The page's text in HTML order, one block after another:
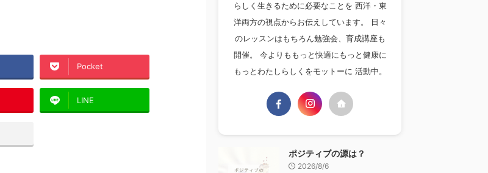
Pocket
LINE
らしく生きるために必要なことを 西洋・東
洋両方の視点からお伝えしています。 日々
のレッスンはもちろん勉強会、育成講座も
開催。 今よりももっと快適にもっと健康に
もっとわたしらしくをモットーに 活動中。
ポジティブの源は？
2026/8/6